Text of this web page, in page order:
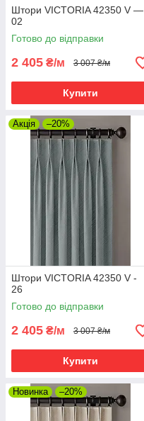
Штори VICTORIA 42350 V —
02
Готово до відправки
2 405 ₴/м 3 007 ₴/м
Купити
Акція –20%
Штори VICTORIA 42350 V -
26
Готово до відправки
2 405 ₴/м 3 007 ₴/м
Купити
Новинка –20%